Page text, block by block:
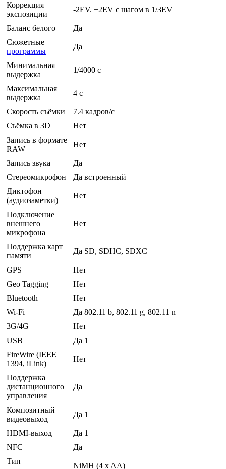
Коррекция
экспозиции
-2EV. +2EV с шагом в 1/3EV
Баланс белого
Да
Сюжетные
программы
Да
Минимальная
выдержка
1/4000 c
Максимальная
выдержка
4 c
Скорость съёмки
7.4 кадров/с
Съёмка в 3D
Нет
Запись в формате
RAW
Нет
Запись звука
Да
Стереомикрофон
Да встроенный
Диктофон
(аудиозаметки)
Нет
Подключение
внешнего
микрофона
Нет
Поддержка карт
памяти
Да SD, SDHC, SDXC
GPS
Нет
Geo Tagging
Нет
Bluetooth
Нет
Wi-Fi
Да 802.11 b, 802.11 g, 802.11 n
3G/4G
Нет
USB
Да 1
FireWire (IEEE
1394, iLink)
Нет
Поддержка
дистанционного
управления
Да
Композитный
видеовыход
Да 1
HDMI-выход
Да 1
NFC
Да
Тип
NiMH (4 x AA)